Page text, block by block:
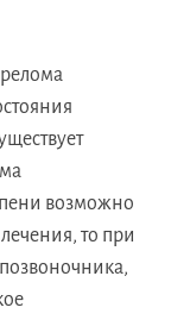
возможно
то при